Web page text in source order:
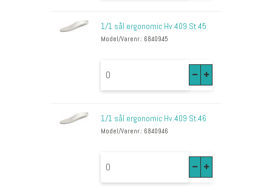
1/1 sål ergonomic Hv.409 St.45
Model/Varenr.: 6840945
1/1 sål ergonomic Hv.409 St.46
Model/Varenr.: 6840946